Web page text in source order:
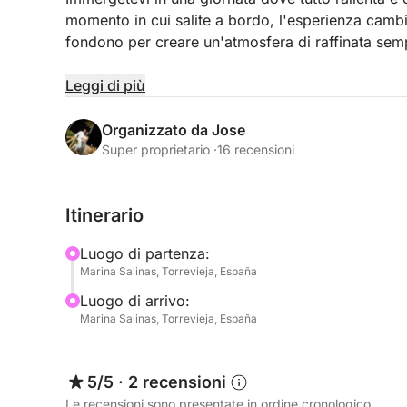
momento in cui salite a bordo, l'esperienza
fondono per creare un'atmosfera di raffinata
Allontanandovi da Torrevieja, la costa rivela un
alternando crociere rilassanti a soste tranquille in
- Esplorate i dintorni con il paddleboard o con
- Rifugiatevi all'interno nel comfort climatizzato,
Con un'intera giornata a disposizione, avrete
scoprire angoli nascosti, godervi soste più
Leggi di più
Organizzato da Jose
Super proprietario ·16 recensioni
Itinerario
Luogo di partenza:
Marina Salinas, Torrevieja, España
Luogo di arrivo:
Marina Salinas, Torrevieja, España
5/5 · 2 recensioni
Le recensioni sono presentate in ordine cronologico